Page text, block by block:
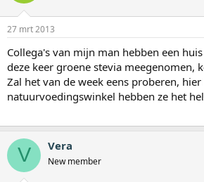
27 mrt 2013
Collega's van mijn man hebben een
deze keer groene stevia meegenomen,
Zal het van de week eens proberen,
natuurvoedingswinkel hebben ze het
V Vera
New member